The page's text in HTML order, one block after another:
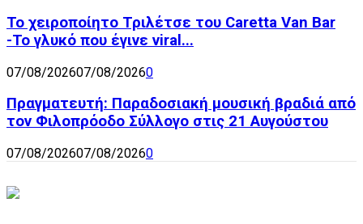
Το χειροποίητο Τριλέτσε του Caretta Van Bar
-Το γλυκό που έγινε viral...
07/08/202607/08/20260
Πραγματευτή: Παραδοσιακή μουσική βραδιά από
τον Φιλοπρόοδο Σύλλογο στις 21 Αυγούστου
07/08/202607/08/20260